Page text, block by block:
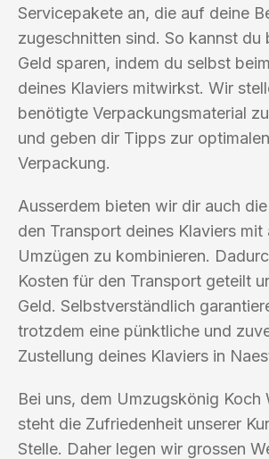
Servicepakete an, die auf deine
zugeschnitten sind. So kannst du
Geld sparen, indem du selbst
deines Klaviers mitwirkst. Wir
benötigte Verpackungsmaterial
und geben dir Tipps zur
Verpackung.
Ausserdem bieten wir dir auch
den Transport deines Klaviers mit
Umzügen zu kombinieren.
Kosten für den Transport geteilt
Geld. Selbstverständlich
trotzdem eine pünktliche und
Zustellung deines Klaviers in
Bei uns, dem Umzugskönig Koch
steht die Zufriedenheit unserer
Stelle. Daher legen wir grossen